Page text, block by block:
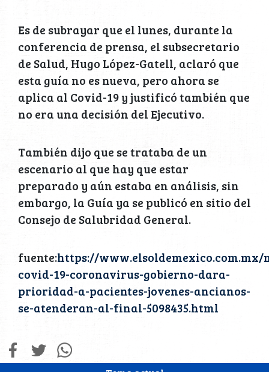
Es de subrayar que el lunes, durante la
conferencia de prensa, el subsecretario
de Salud, Hugo López-Gatell, aclaró que
esta guía no es nueva, pero ahora se
aplica al Covid-19 y justificó también que
no era una decisión del Ejecutivo.
También dijo que se trataba de un
escenario al que hay que estar
preparado y aún estaba en análisis, sin
embargo, la Guía ya se publicó en sitio del
Consejo de Salubridad General.
fuente:https://www.elsoldemexico.com.mx/
covid-19-coronavirus-gobierno-dara-
prioridad-a-pacientes-jovenes-ancianos-
se-atenderan-al-final-5098435.html